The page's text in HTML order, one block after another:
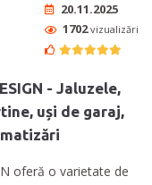
20.11.2025
1702vizualizări
- Jaluzele,
uși de garaj,
oferă o varietate de